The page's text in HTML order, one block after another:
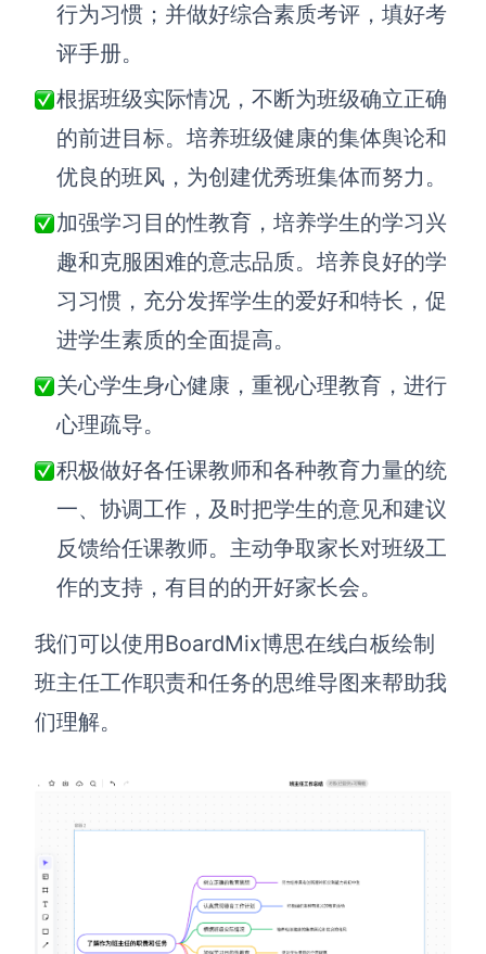
涂鸦画板 客户旅程图
ER图
UML图
数据流图
情绪板
查看所有场景
AI创作
创意与绘图
AI生成甘特图
AI生成组织结构图
AI生成商业画布
AI生成SWOT分析
AI生成5Why分析
AI生成胜任力模型
AI生成价值链
行为习惯；并做好综合素质考评，填好考
评手册。
根据班级实际情况，不断为班级确立正确
的前进目标。培养班级健康的集体舆论和
优良的班风，为创建优秀班集体而努力。
加强学习目的性教育，培养学生的学习兴
趣和克服困难的意志品质。培养良好的学
习习惯，充分发挥学生的爱好和特长，促
进学生素质的全面提高。
关心学生身心健康，重视心理教育，进行
心理疏导。
积极做好各任课教师和各种教育力量的统
一、协调工作，及时把学生的意见和建议
反馈给任课教师。主动争取家长对班级工
作的支持，有目的的开好家长会。
我们可以使用BoardMix博思在线白板绘制
班主任工作职责和任务的思维导图来帮助我
们理解。